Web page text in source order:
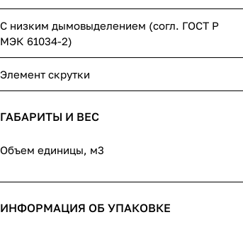
С низким дымовыделением (согл. ГОСТ Р
МЭК 61034-2)
Элемент скрутки
ГАБАРИТЫ И ВЕС
Объем единицы, м3
ИНФОРМАЦИЯ ОБ УПАКОВКЕ